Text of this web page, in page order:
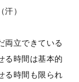
）
両立できている
る時間は基本的
る時間も限られ